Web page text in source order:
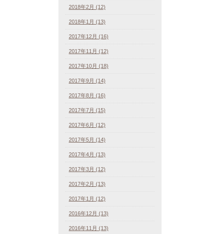
2018年2月 (12)
2018年1月 (13)
2017年12月 (16)
2017年11月 (12)
2017年10月 (18)
2017年9月 (14)
2017年8月 (16)
2017年7月 (15)
2017年6月 (12)
2017年5月 (14)
2017年4月 (13)
2017年3月 (12)
2017年2月 (13)
2017年1月 (12)
2016年12月 (13)
2016年11月 (13)